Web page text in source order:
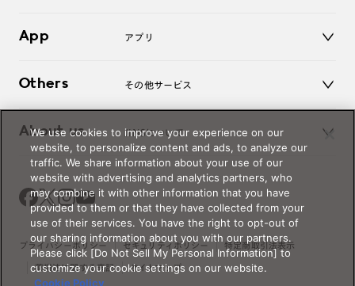
よくあるご質問
お問い合わせ
App アプリ
Others その他サービス
レンズ交換
オンラインギフト
価格案内
About us JINSについて
Magnify Life
会社概要
採用情報
法人のお客様
出店について
プライバシーポリシー セキュリティポリシー 特定商取引法表示
薬機法に関する表記 サイトマップ
We use cookies to improve your experience on our
website, to personalize content and ads, to analyze our
traffic. We share information about your use of our
website with advertising and analytics partners, who
may combine it with other information that you have
provided to them or that they have collected from your
use of their services. You have the right to opt-out of
our sharing information about you with our partners.
Please click [Do Not Sell My Personal Information] to
customize your cookie settings on our website.
Cookie Policy